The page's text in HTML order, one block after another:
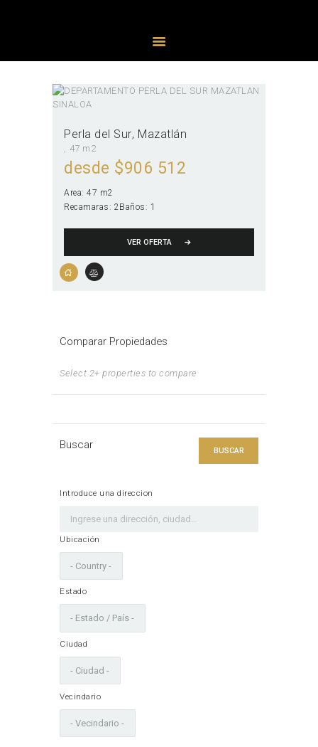
Perla del Sur Mazatlán
47 m2
desde $906 512
Area: 47 m2
Recamaras: 2Baños: 1
VER OFERTA
Comparar Propiedades
Select 2+ properties to compare
Buscar
Introduce una direccion
Ubicación
Estado
Ciudad
Vecindario
BUSCAR